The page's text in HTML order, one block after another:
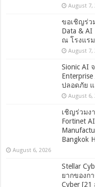
August 7,
ขอเชิญร่ว
Data & AI
ณ โรงแรม
August 7,
Sionic AI
ปลอดภัย แ
August 6,
เชิญร่วมง
Fortinet
Bangkok
August 6, 2026
Stellar
ยากของก
Cyber